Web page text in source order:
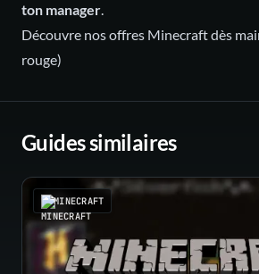
ton manager.
Découvre nos offres Minecraft dès
rouge)
Guides similaires
MINECRAFT